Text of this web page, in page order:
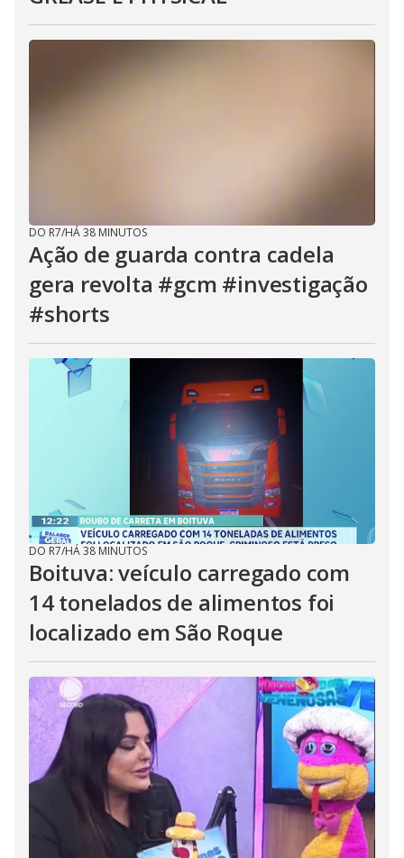
DO R7/HÁ 38 MINUTOS
Ação de guarda contra cadela
gera revolta #gcm #investigação
#shorts
DO R7/HÁ 38 MINUTOS
Boituva: veículo carregado com
14 tonelados de alimentos foi
localizado em São Roque